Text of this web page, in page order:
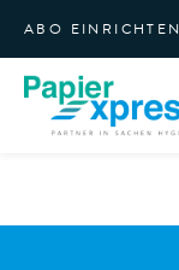
ABO EINRICHTEN